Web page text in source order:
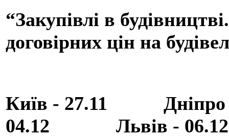
“Закупівлі в
договірних цін на
Київ - 27.11
04.12 Львів - 06.12